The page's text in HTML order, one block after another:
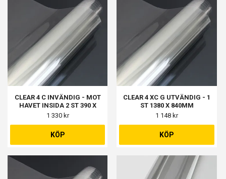
CLEAR 4 C INVÄNDIG - MOT
HAVET INSIDA 2 ST 390 X
1270MM, MOT ODLING INSIDA
1 330 kr
KÖP
CLEAR 4 XC G UTVÄNDIG - 1
ST 1380 X 840MM
1 148 kr
KÖP